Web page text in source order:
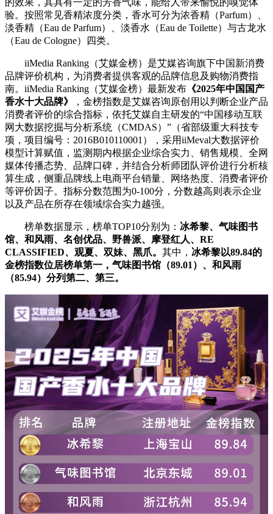
的效果，其具有一定的芳香气味，能给人带来愉悦的嗅觉体
验。按照常见香精浓度分类，香水可分为浓香精（Parfum）、
淡香精（Eau de Parfum）、淡香水（Eau de Toilette）与古龙水
（Eau de Cologne）四类。
iiMedia Ranking（艾媒金榜）是艾媒咨询旗下中国新消费
品牌评价机构，为消费者提供客观的品牌信息及购物消费指
南。iiMedia Ranking（艾媒金榜）最新发布 《2025年中国国产
香水十大品牌》
，金榜指数是艾媒咨询原创用以判断企业产品
消费者评价的综合指标，依托艾媒自主研发的“中国移动互联
网大数据挖掘与分析系统（CMDAS）”（省部级重大科技专
项，项目编号：2016B010110001），采用iiMeval大数据评价
模型计算赋值，监测期内根据企业综合实力、销售规模、全网
媒体传播态势、品牌口碑，并结合分析师团队评价进行分析核
算生成，侧重品牌线上电商平台销量、网络热度、消费者评价
等评价因子。指标分数范围为0-100分，分数越高则表示企业
以及产品在所存在领域综合实力越强。
榜单数据显示，榜单TOP10分别为： 冰希黎、气味图书
馆、和风雨、名创优品、野兽派、摩登红人、RE
CLASSIFIED、观夏、双妹、黑爪。 其中， 冰希黎以89.84的
金榜指数位居榜单第一，气味图书馆（89.01）、和风雨
（85.94）分列第二、第三。